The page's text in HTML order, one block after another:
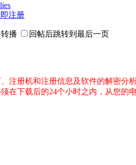
注册
播 回帖后跳转到最后一页
注册机和注册信息及软件的解密
在下载后的24个小时之内，从您